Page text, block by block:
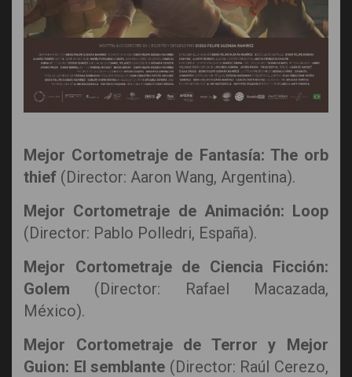
Mejor Cortometraje de Fantasía: The orb
thief (Director: Aaron Wang, Argentina).
Mejor Cortometraje de Animación: Loop
(Director: Pablo Polledri, España).
Mejor Cortometraje de Ciencia Ficción:
Golem (Director: Rafael Macazada,
México).
Mejor Cortometraje de Terror y Mejor
Guion: El semblante (Director: Raúl Cerezo,